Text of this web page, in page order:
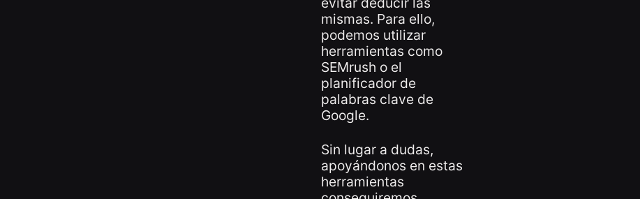
mismas. Para ello,
podemos utilizar
herramientas como
SEMrush o el
planificador de
palabras clave de
Google.
Sin lugar a dudas,
apoyándonos en estas
herramientas